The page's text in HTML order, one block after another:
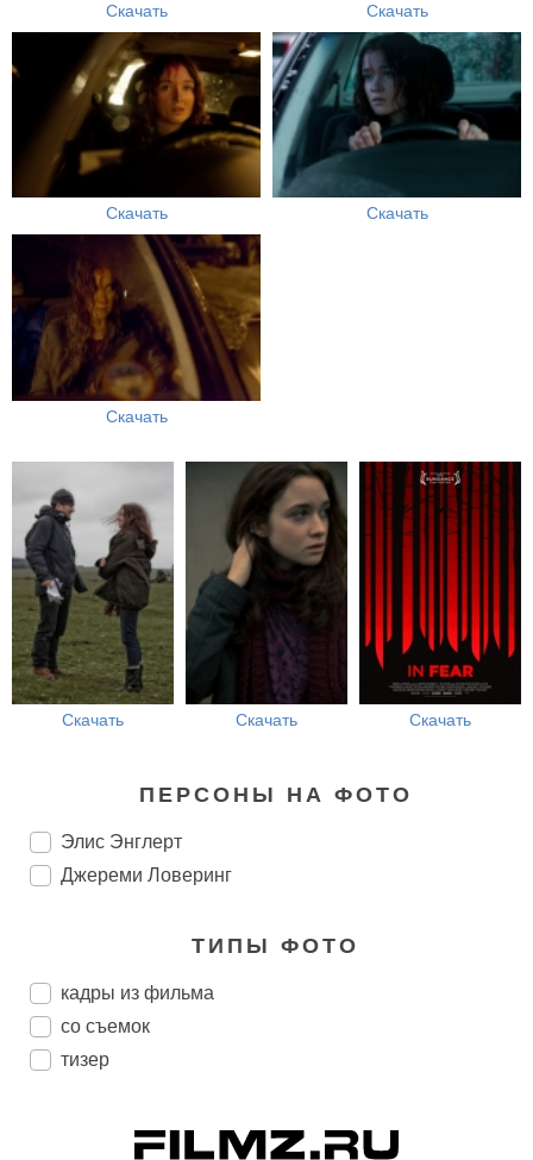
Скачать Скачать
Скачать Скачать
Скачать
Скачать Скачать Скачать
ПЕРСОНЫ НА ФОТО
Элис Энглерт
Джереми Ловеринг
ТИПЫ ФОТО
кадры из фильма
со съемок
тизер